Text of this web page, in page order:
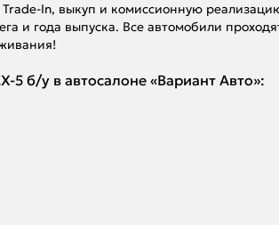
In, выкуп и комиссионную
и года выпуска. Все автомобили
5 б/у в автосалоне «Вариант Авто»: